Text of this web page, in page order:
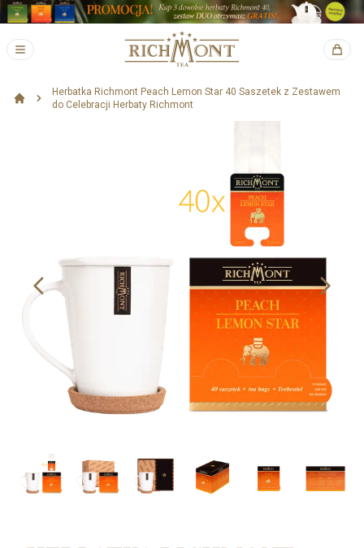
Herbatka Richmont Peach Lemon Star 40 Saszetek z Zestawem
do Celebracji Herbaty Richmont